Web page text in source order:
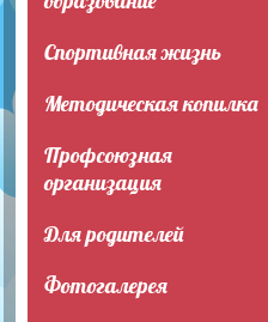
Спортивная жизнь
Методическая копилка
Профсоюзная
организация
Для родителей
Фотогалерея